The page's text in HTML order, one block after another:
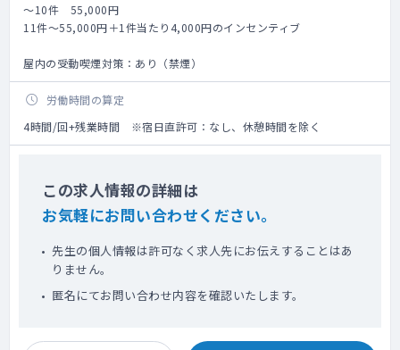
～10件 55,000円
11件～55,000円＋1件当たり4,000円のインセンティブ
屋内の受動喫煙対策：あり（禁煙）
労働時間の算定
4時間/回+残業時間 ※宿日直許可：なし、休憩時間を除く
この求人情報の詳細は
お気軽にお問い合わせください。
先生の個人情報は許可なく求人先にお伝えすることはあ
りません。
匿名にてお問い合わせ内容を確認いたします。